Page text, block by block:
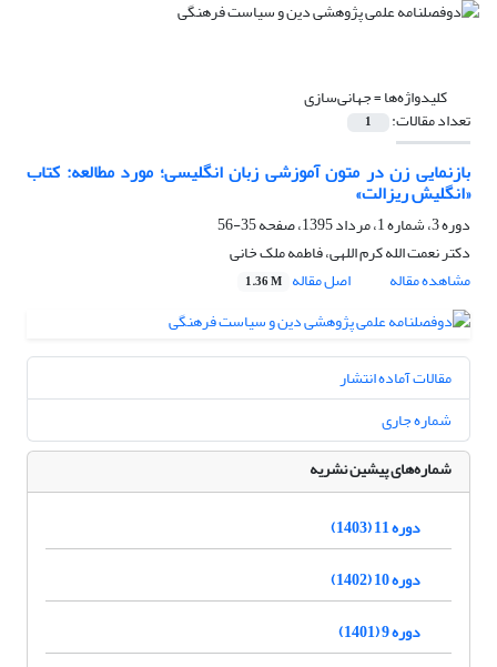
کلیدواژه‌ها =جهانی‌سازی
تعداد مقالات: 1
بازنمایی زن در متون آموزشی زبان انگلیسی؛ مورد مطالعه: کتاب
«انگلیش ریزالت»
دوره 3، شماره 1، مرداد 1395، صفحه
35-56
دکتر نعمت الله کرم اللهی، فاطمه ملک خانی
مشاهده مقاله
اصل مقاله 1.36 M
مقالات آماده انتشار
شماره جاری
شماره‌های پیشین نشریه
دوره 11 (1403)
دوره 10 (1402)
دوره 9 (1401)